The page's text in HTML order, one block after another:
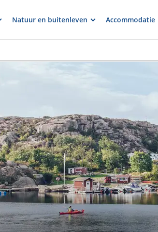
Natuur en buitenleven Accommodatie